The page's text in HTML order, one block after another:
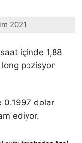
2021
içinde 1,88
pozisyon
0.1997 dolar
ediyor.